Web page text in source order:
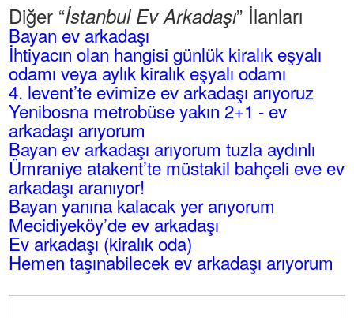
Diğer “İstanbul Ev Arkadaşı” İlanları
Bayan ev arkadaşı
İhtiyacın olan hangisi günlük kiralık eşyalı
odamı veya aylık kiralık eşyalı odamı
4. levent’te evimize ev arkadaşı arıyoruz
Yenibosna metrobüse yakın 2+1 - ev
arkadaşı arıyorum
Bayan ev arkadaşı arıyorum tuzla aydınlı
Ümraniye atakent’te müstakil bahçeli eve ev
arkadaşı aranıyor!
Bayan yanına kalacak yer arıyorum
Mecidiyeköy’de ev arkadaşı
Ev arkadaşı (kiralık oda)
Hemen taşınabilecek ev arkadaşı arıyorum